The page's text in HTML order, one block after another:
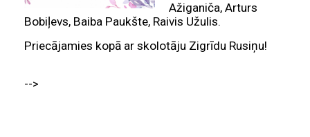
Ažiganiča, Arturs
Bobiļevs, Baiba Paukšte, Raivis Užulis.
Priecājamies kopā ar skolotāju Zigrīdu Rusiņu!
-->